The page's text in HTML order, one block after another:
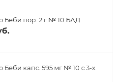
Беби пор. 2 г № 10 БАД
Беби капс. 595 мг № 10 с 3-х